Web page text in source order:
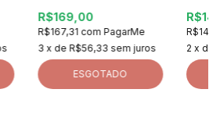
R$169,00
R$167,31 com PagarMe
3 x de R$56,33 sem juros
ESGOTADO
2 x de